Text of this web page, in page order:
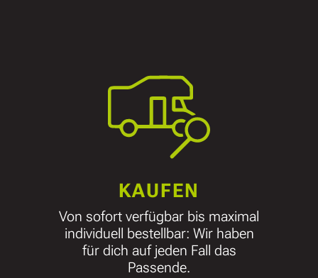
KAUFEN
Von sofort verfügbar bis maximal
individuell bestellbar: Wir haben
für dich auf jeden Fall das
Passende.